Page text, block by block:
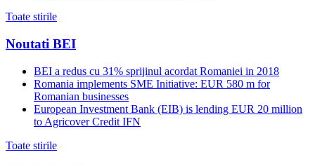
Toate stirile
Noutati BEI
BEI a redus cu 31% sprijinul acordat Romaniei in 2018
Romania implements SME Initiative: EUR 580 m for
Romanian businesses
European Investment Bank (EIB) is lending EUR 20 million
to Agricover Credit IFN
Toate stirile